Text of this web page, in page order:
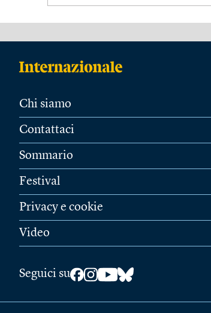
Chi siamo
Contattaci
Sommario
Festival
Privacy e cookie
Video
Seguici su